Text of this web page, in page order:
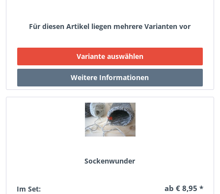
Für diesen Artikel liegen mehrere Varianten vor
Sockenwunder
Im Set: ab € 8,95 *